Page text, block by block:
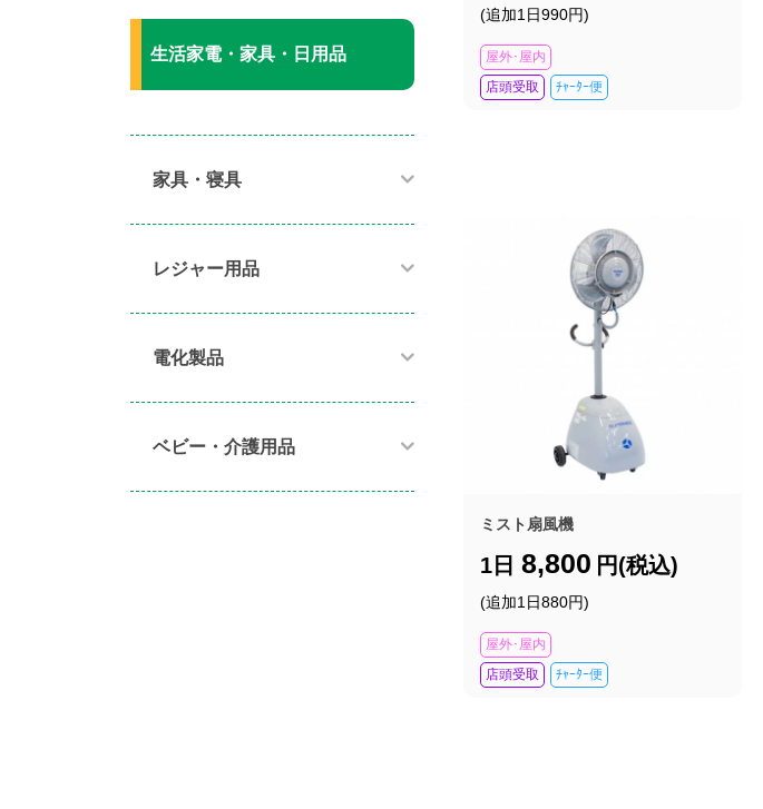
生活家電・家具・日用品
家具・寝具​
レジャー用品
電化製品​
ベビー・介護用品​
(追加1日990円)
屋外･屋内
店頭受取
ﾁｬｰﾀｰ便
ミスト扇風機
1日 8,800 円(税込)
(追加1日880円)
屋外･屋内
店頭受取
ﾁｬｰﾀｰ便